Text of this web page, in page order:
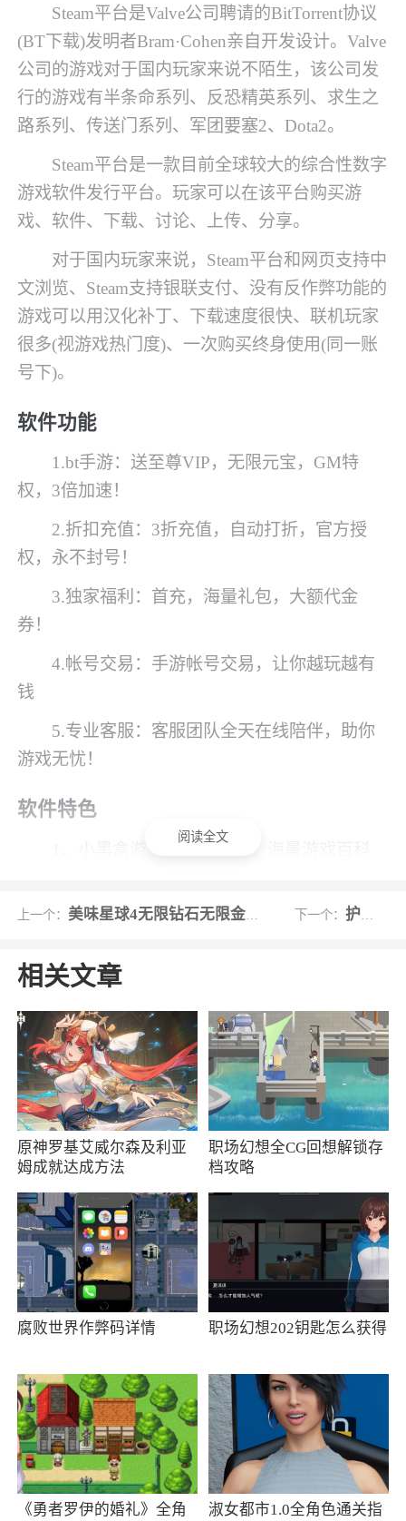
Steam平台是Valve公司聘请的BitTorrent协议
(BT下载)发明者Bram·Cohen亲自开发设计。Valve
公司的游戏对于国内玩家来说不陌生，该公司发
行的游戏有半条命系列、反恐精英系列、求生之
路系列、传送门系列、军团要塞2、Dota2。
Steam平台是一款目前全球较大的综合性数字
游戏软件发行平台。玩家可以在该平台购买游
戏、软件、下载、讨论、上传、分享。
对于国内玩家来说，Steam平台和网页支持中
文浏览、Steam支持银联支付、没有反作弊功能的
游戏可以用汉化补丁、下载速度很快、联机玩家
很多(视游戏热门度)、一次购买终身使用(同一账
号下)。
软件功能
1.bt手游：送至尊VIP，无限元宝，GM特
权，3倍加速！
2.折扣充值：3折充值，自动打折，官方授
权，永不封号！
3.独家福利：首充，海量礼包，大额代金
券！
4.帐号交易：手游帐号交易，让你越玩越有
钱
5.专业客服：客服团队全天在线陪伴，助你
游戏无忧！
软件特色
造一个更加精彩的游戏世界
现新游戏
4、bt版、、购买、版、，游戏加速
5、小黑盒上豪华礼包，满v满元宝
小编评价
1、《小黑盒》是一款专门为绝地求生玩家打
造的Steam游戏资讯查询平台，在这款软件当中，
你能够轻松的查询到自己活别人的绝地求生战
绩，同时其他游戏的信息，感兴趣的话赶快加入
该平台吧
2、受到超多人的喜欢和欢迎的《小黑盒》
APP是一款非常实用的游戏软件，用户可以在这
是大型网络游戏资源都可以在这里找到。通过软
件还可以及时了解游戏的最新资讯，各种游戏礼
包领不断，快来看看吧
3、小黑盒app是专门为热门游戏《绝地求
生》专门定制的游戏辅助工具，玩家在这里可以
阅读全文
上一个： 美味星球4无限钻石无限金币中文版 下一个：护戒小队
相关文章
原神罗基艾威尔森及利亚
姆成就达成方法
职场幻想全CG回想解锁存
档攻略
腐败世界作弊码详情 职场幻想202钥匙怎么获得
《勇者罗伊的婚礼》全角 淑女都市1.0全角色通关指